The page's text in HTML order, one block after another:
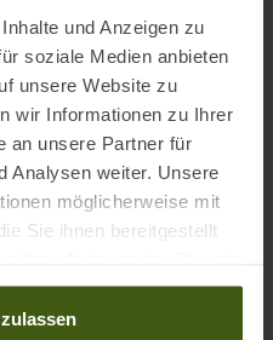
und Anzeigen zu
soziale Medien anbieten
unsere Website zu
wir Informationen zu Ihrer
an unsere Partner für
Analysen weiter. Unsere
möglicherweise mit
Sie ihnen bereitgestellt
ZUMPRODUKT
NEU